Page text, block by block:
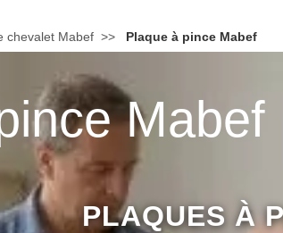
chevalet Mabef Plaque à pince Mabef
Mabef
PLAQUES À